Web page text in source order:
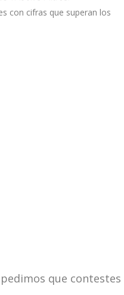
con cifras que superan los
que contestes